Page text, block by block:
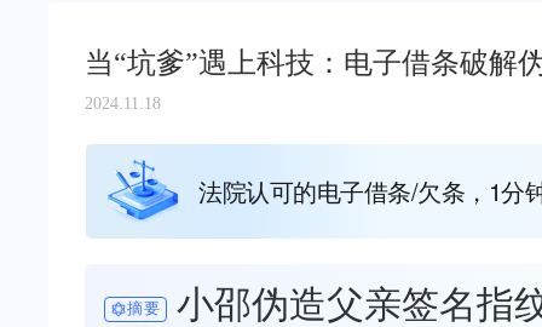
当“坑爹”遇上科技：电子借条破解
2024.11.18
法院认可的电子借条/欠条，1分
摘要
小邵伪造父亲签名指